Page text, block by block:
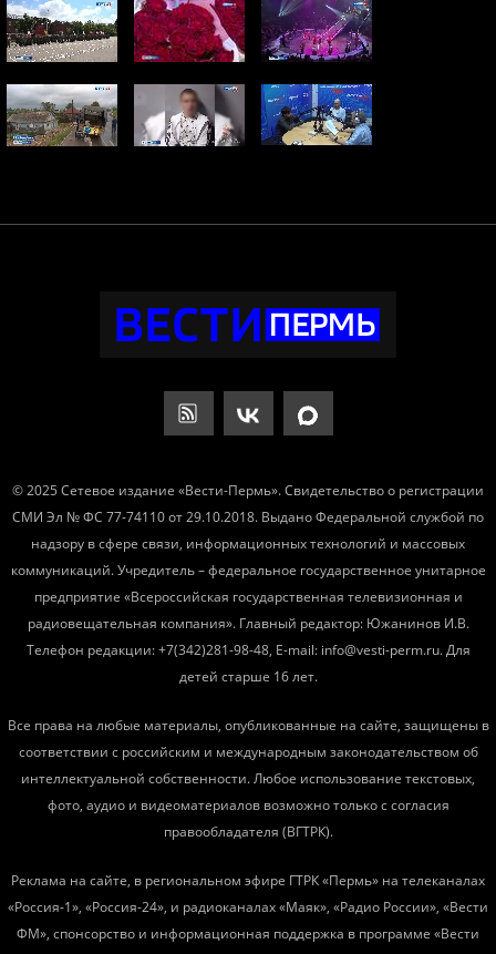
© 2025 Сетевое издание «Вести-Пермь». Свидетельство о регистрации
СМИ Эл № ФС 77-74110 от 29.10.2018. Выдано Федеральной службой по
надзору в сфере связи, информационных технологий и массовых
коммуникаций. Учредитель – федеральное государственное унитарное
предприятие «Всероссийская государственная телевизионная и
радиовещательная компания». Главный редактор: Южанинов И.В.
Телефон редакции: +7(342)281-98-48, E-mail: info@vesti-perm.ru. Для
детей старше 16 лет.
Все права на любые материалы, опубликованные на сайте, защищены в
соответствии с российским и международным законодательством об
интеллектуальной собственности. Любое использование текстовых,
фото, аудио и видеоматериалов возможно только с согласия
правообладателя (ВГТРК).
Реклама на сайте, в региональном эфире ГТРК «Пермь» на телеканалах
«Россия-1», «Россия-24», и радиоканалах «Маяк», «Радио России», «Вести
ФМ», спонсорство и информационная поддержка в программе «Вести